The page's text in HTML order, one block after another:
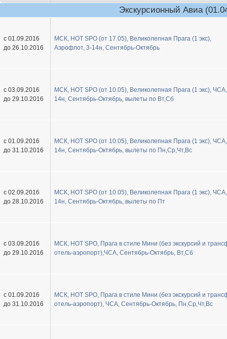
Экскурсионный Авиа
с 01.09.2016
до 26.10.2016
МСК, HOT SPO (от 17.05), Великолепная Прага (1 экс),
Аэрофлот, 3-14н, Сентябрь-Октябрь
с 03.09.2016
до 29.10.2016
МСК, HOT SPO (от 10.05), Великолепная Прага (1 экс),
14н, Сентябрь-Октябрь, вылеты по Вт,Сб
с 01.09.2016
до 31.10.2016
МСК, HOT SPO (от 10.05), Великолепная Прага (1 экс),
14н, Сентябрь-Октябрь, вылеты по Пн,Ср,Чт,Вс
с 02.09.2016
до 28.10.2016
МСК, HOT SPO (от 10.05), Великолепная Прага (1 экс),
14н, Сентябрь-Октябрь, вылеты по Пт
с 03.09.2016
до 29.10.2016
МСК, HOT SPO, Прага в стиле Мини (без экскурсий и
отель-аэропорт),ЧСА, Сентябрь-Октябрь, Вт,Сб
с 01.09.2016
до 31.10.2016
МСК, HOT SPO, Прага в стиле Мини (без экскурсий и
отель-аэропорт), ЧСА, Сентябрь-Октябрь, Пн,Ср,Чт,Вс